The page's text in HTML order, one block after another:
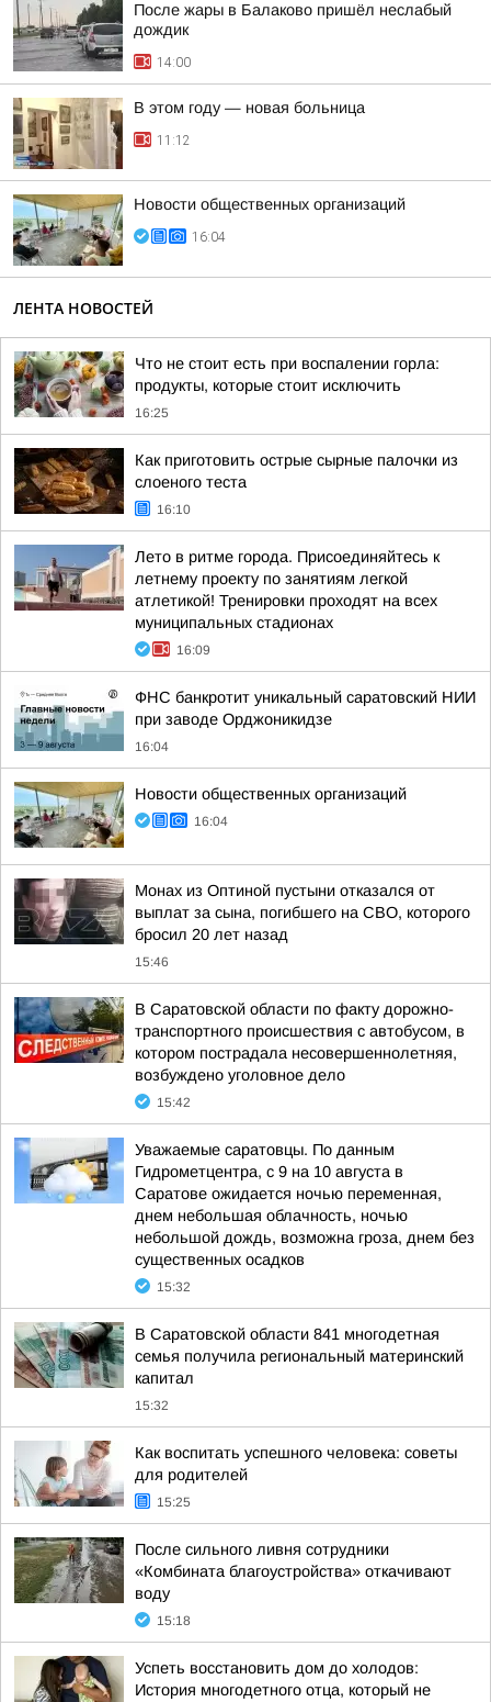
После жары в Балаково пришёл неслабый
дождик
14:00
В этом году — новая больница
11:12
Новости общественных организаций
16:04
ЛЕНТА НОВОСТЕЙ
Что не стоит есть при воспалении горла:
продукты, которые стоит исключить
16:25
Как приготовить острые сырные палочки из
слоеного теста
16:10
Лето в ритме города. Присоединяйтесь к
летнему проекту по занятиям легкой
атлетикой! Тренировки проходят на всех
муниципальных стадионах
16:09
ФНС банкротит уникальный саратовский НИИ
при заводе Орджоникидзе
16:04
Новости общественных организаций
16:04
Монах из Оптиной пустыни отказался от
выплат за сына, погибшего на СВО, которого
бросил 20 лет назад
15:46
В Саратовской области по факту дорожно-
транспортного происшествия с автобусом, в
котором пострадала несовершеннолетняя,
возбуждено уголовное дело
15:42
Уважаемые саратовцы. По данным
Гидрометцентра, с 9 на 10 августа в
Саратове ожидается ночью переменная,
днем небольшая облачность, ночью
небольшой дождь, возможна гроза, днем без
существенных осадков
15:32
В Саратовской области 841 многодетная
семья получила региональный материнский
капитал
15:32
Как воспитать успешного человека: советы
для родителей
15:25
После сильного ливня сотрудники
«Комбината благоустройства» откачивают
воду
15:18
Успеть восстановить дом до холодов:
История многодетного отца, который не